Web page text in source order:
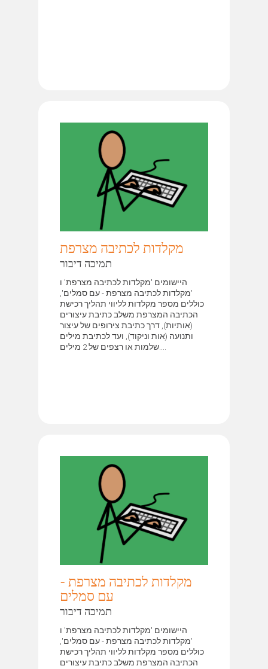
מקלדות לכתיבה מצרפת
תמיכה דיבור
היישומים 'מקלדות לכתיבה מצרפת' ו
'מקלדות לכתיבה מצרפת - עם סמלים',
כוללים מספר מקלדות לליווי תהליך רכישת
הכתיבה המצרפת משלב כתיבת עיצורים
(אותיות), דרך כתיבת צירופים של עיצור
ותנועה (אות וניקוד), ועד לכתיבת מילים
מקלדות לכתיבה מצרפת -
עם סמלים
תמיכה דיבור
היישומים 'מקלדות לכתיבה מצרפת' ו
'מקלדות לכתיבה מצרפת - עם סמלים',
כוללים מספר מקלדות לליווי תהליך רכישת
הכתיבה המצרפת משלב כתיבת עיצורים